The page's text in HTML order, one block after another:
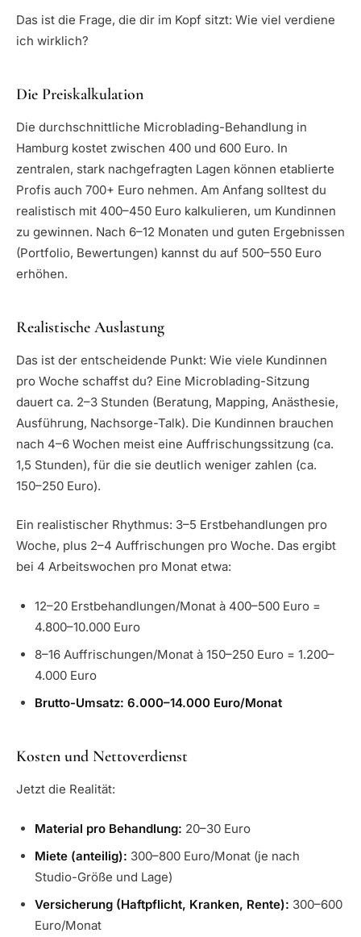
Das ist die Frage, die dir im Kopf sitzt: Wie viel verdiene
ich wirklich?
Die Preiskalkulation
Die durchschnittliche Microblading-Behandlung in
Hamburg kostet zwischen 400 und 600 Euro. In
zentralen, stark nachgefragten Lagen können etablierte
Profis auch 700+ Euro nehmen. Am Anfang solltest du
realistisch mit 400–450 Euro kalkulieren, um Kundinnen
zu gewinnen. Nach 6–12 Monaten und guten Ergebnissen
(Portfolio, Bewertungen) kannst du auf 500–550 Euro
erhöhen.
Realistische Auslastung
Das ist der entscheidende Punkt: Wie viele Kundinnen
pro Woche schaffst du? Eine Microblading-Sitzung
dauert ca. 2–3 Stunden (Beratung, Mapping, Anästhesie,
Ausführung, Nachsorge-Talk). Die Kundinnen brauchen
nach 4–6 Wochen meist eine Auffrischungssitzung (ca.
1,5 Stunden), für die sie deutlich weniger zahlen (ca.
150–250 Euro).
Ein realistischer Rhythmus: 3–5 Erstbehandlungen pro
Woche, plus 2–4 Auffrischungen pro Woche. Das ergibt
bei 4 Arbeitswochen pro Monat etwa:
12–20 Erstbehandlungen/Monat à 400–500 Euro =
4.800–10.000 Euro
8–16 Auffrischungen/Monat à 150–250 Euro = 1.200–
4.000 Euro
Brutto-Umsatz: 6.000–14.000 Euro/Monat
Kosten und Nettoverdienst
Jetzt die Realität:
Material pro Behandlung: 20–30 Euro
Miete (anteilig): 300–800 Euro/Monat (je nach
Studio-Größe und Lage)
Versicherung (Haftpflicht, Kranken, Rente): 300–600
Euro/Monat